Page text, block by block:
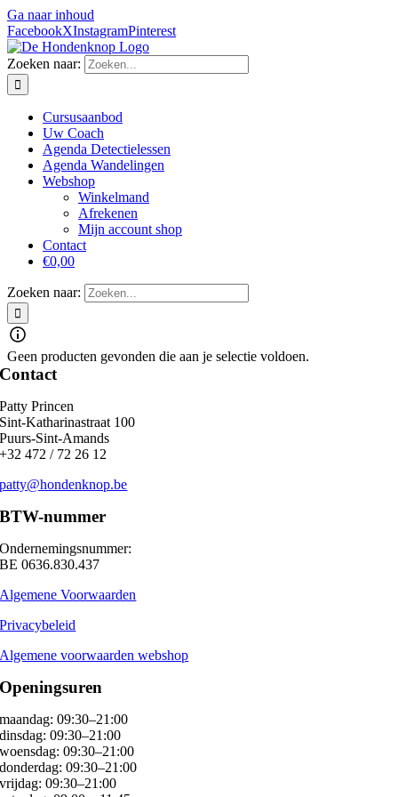
Ga naar inhoud
FacebookXInstagramPinterest
Zoeken naar:
Cursusaanbod
Uw Coach
Agenda Detectielessen
Agenda Wandelingen
Webshop
Winkelmand
Afrekenen
Mijn account shop
Contact
€0,00
Zoeken naar:
Geen producten gevonden die aan je selectie voldoen.
Contact
Patty Princen
Sint-Katharinastraat 100
Puurs-Sint-Amands
+32 472 / 72 26 12
patty@hondenknop.be
BTW-nummer
Ondernemingsnummer:
BE 0636.830.437
Algemene Voorwaarden
Privacybeleid
Algemene voorwaarden webshop
Openingsuren
maandag: 09:30–21:00
dinsdag: 09:30–21:00
woensdag: 09:30–21:00
donderdag: 09:30–21:00
vrijdag: 09:30–21:00